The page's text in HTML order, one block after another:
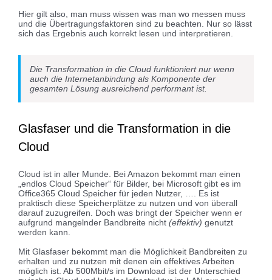
Hier gilt also, man muss wissen was man wo messen muss
und die Übertragungsfaktoren sind zu beachten. Nur so lässt
sich das Ergebnis auch korrekt lesen und interpretieren.
Die Transformation in die Cloud funktioniert nur wenn
auch die Internetanbindung als Komponente der
gesamten Lösung ausreichend performant ist.
Glasfaser und die Transformation in die
Cloud
Cloud ist in aller Munde. Bei Amazon bekommt man einen
„endlos Cloud Speicher“ für Bilder, bei Microsoft gibt es im
Office365 Cloud Speicher für jeden Nutzer, …. Es ist
praktisch diese Speicherplätze zu nutzen und von überall
darauf zuzugreifen. Doch was bringt der Speicher wenn er
aufgrund mangelnder Bandbreite nicht (effektiv) genutzt
werden kann.
Mit Glasfaser bekommt man die Möglichkeit Bandbreiten zu
erhalten und zu nutzen mit denen ein effektives Arbeiten
möglich ist. Ab 500Mbit/s im Download ist der Unterschied